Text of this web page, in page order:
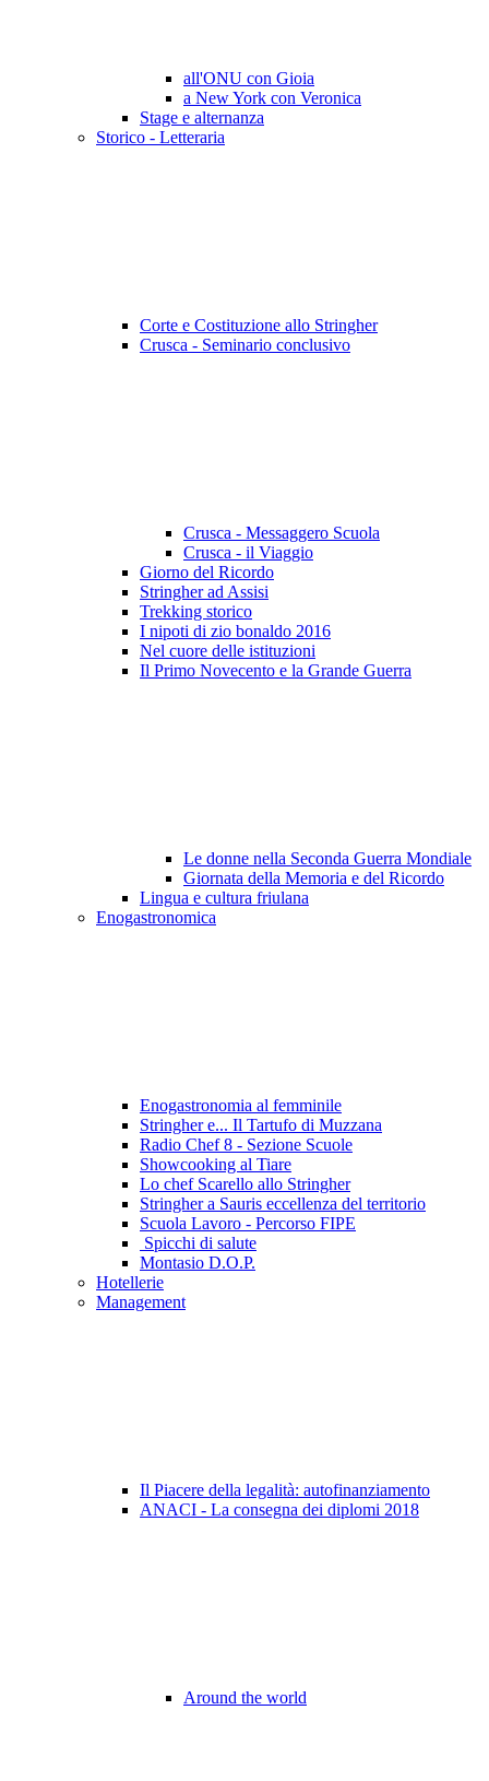
all'ONU con Gioia
a New York con Veronica
Stage e alternanza
Storico - Letteraria
Corte e Costituzione allo Stringher
Crusca - Seminario conclusivo
Crusca - Messaggero Scuola
Crusca - il Viaggio
Giorno del Ricordo
Stringher ad Assisi
Trekking storico
I nipoti di zio bonaldo 2016
Nel cuore delle istituzioni
Il Primo Novecento e la Grande Guerra
Le donne nella Seconda Guerra Mondiale
Giornata della Memoria e del Ricordo
Lingua e cultura friulana
Enogastronomica
Enogastronomia al femminile
Stringher e... Il Tartufo di Muzzana
Radio Chef 8 - Sezione Scuole
Showcooking al Tiare
Lo chef Scarello allo Stringher
Stringher a Sauris eccellenza del territorio
Scuola Lavoro - Percorso FIPE
Spicchi di salute
Montasio D.O.P.
Hotellerie
Management
Il Piacere della legalità: autofinanziamento
ANACI - La consegna dei diplomi 2018
Around the world